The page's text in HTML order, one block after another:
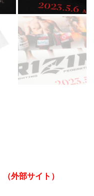
外部サイト）